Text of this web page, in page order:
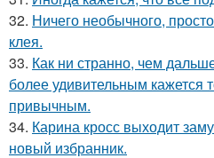
32. Ничего необычного,
клея.
33. Как ни странно, чем
более удивительным кажется
привычным.
34. Карина кросс выходит
новый избранник.